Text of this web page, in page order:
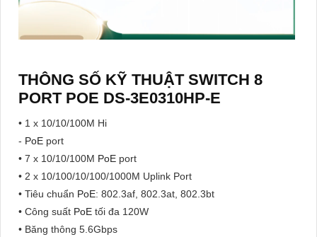
THÔNG SỐ KỸ THUẬT SWITCH 8
PORT POE DS-3E0310HP-E
• 1 x 10/10/100M Hi
- PoE port
• 7 x 10/10/100M PoE port
• 2 x 10/100/10/100/1000M Uplink Port
• Tiêu chuẩn PoE: 802.3af, 802.3at, 802.3bt
• Công suất PoE tối đa 120W
• Băng thông 5.6Gbps